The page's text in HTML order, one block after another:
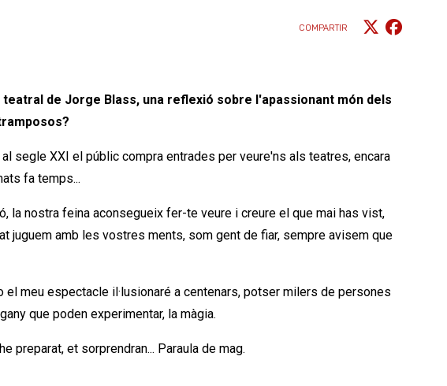
COMPARTIR
de Jorge Blass, una reflexió sobre l'apassionant món dels
segle XXI el públic compra entrades per veure'ns als teatres, encara
fa temps...
la nostra feina aconsegueix fer-te veure i creure el que mai has vist,
juguem amb les vostres ments, som gent de fiar, sempre avisem que
el meu espectacle il·lusionaré a centenars, potser milers de persones
que poden experimentar, la màgia.
preparat, et sorprendran... Paraula de mag.